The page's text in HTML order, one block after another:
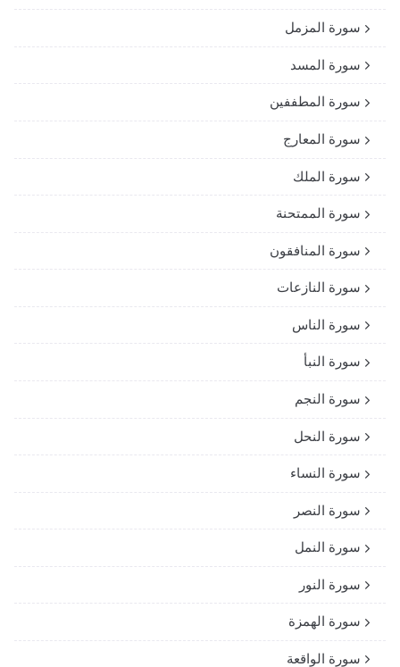
سورة المزمل
سورة المسد
سورة المطففين
سورة المعارج
سورة الملك
سورة الممتحنة
سورة المنافقون
سورة النازعات
سورة الناس
سورة النبأ
سورة النجم
سورة النحل
سورة النساء
سورة النصر
سورة النمل
سورة النور
سورة الهمزة
سورة الواقعة